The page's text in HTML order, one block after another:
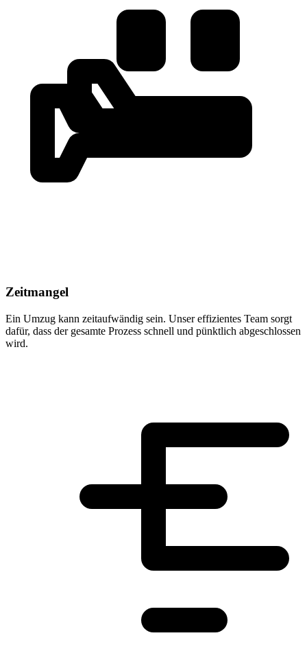
Zeitmangel
Ein Umzug kann zeitaufwändig sein. Unser effizientes Team sorgt
dafür, dass der gesamte Prozess schnell und pünktlich abgeschlossen
wird.